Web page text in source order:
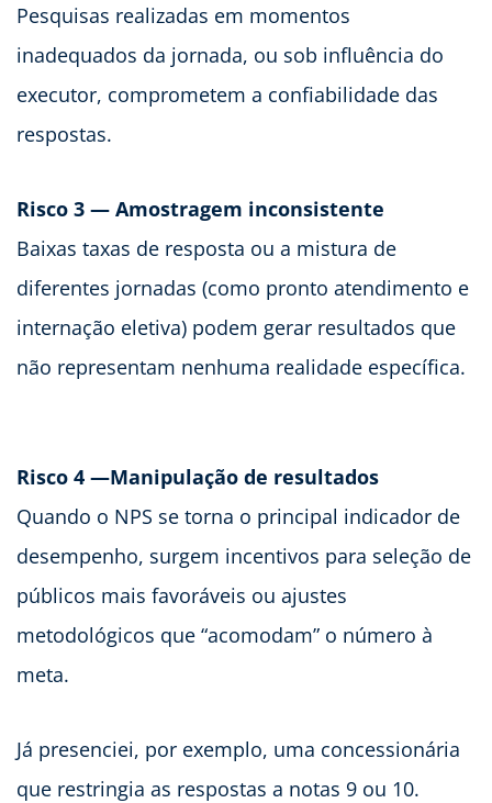
Pesquisas realizadas em momentos
inadequados da jornada, ou sob influência do
executor, comprometem a confiabilidade das
respostas.
Risco 3 — Amostragem inconsistente
Baixas taxas de resposta ou a mistura de
diferentes jornadas (como pronto atendimento e
internação eletiva) podem gerar resultados que
não representam nenhuma realidade específica.
Risco 4 —Manipulação de resultados
Quando o NPS se torna o principal indicador de
desempenho, surgem incentivos para seleção de
públicos mais favoráveis ou ajustes
metodológicos que “acomodam” o número à
meta.
Já presenciei, por exemplo, uma concessionária
que restringia as respostas a notas 9 ou 10.